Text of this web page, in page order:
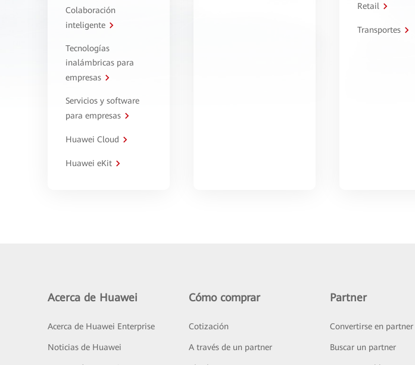
Colaboración
inteligente
Tecnologías
inalámbricas para
empresas
Servicios y software
para empresas
Huawei Cloud
Huawei eKit
Retail
Transportes
Acerca de Huawei
Acerca de Huawei Enterprise
Noticias de Huawei
Cómo comprar
Cotización
A través de un partner
Partner
Convertirse en partner
Buscar un partner